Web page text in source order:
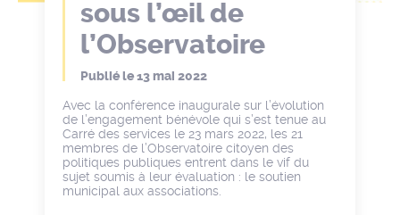
sous l’œil de
l’Observatoire
Publié le13 mai 2022
Avec la conférence inaugurale sur l’évolution
de l’engagement bénévole qui s’est tenue au
Carré des services le 23 mars 2022, les 21
membres de l’Observatoire citoyen des
politiques publiques entrent dans le vif du
sujet soumis à leur évaluation : le soutien
municipal aux associations.